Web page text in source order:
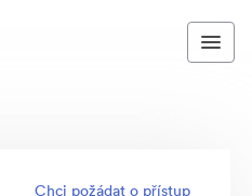
Chci požádat o přístup